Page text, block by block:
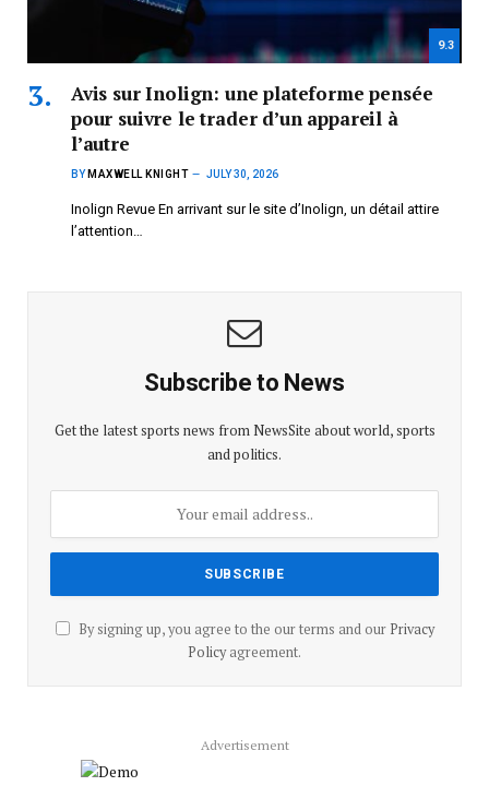
9.3
Avis sur Inolign: une plateforme pensée
pour suivre le trader d’un appareil à
l’autre
BY MAXWELL KNIGHT JULY 30, 2026
Inolign Revue En arrivant sur le site d’Inolign, un détail attire
l’attention…
Subscribe to News
Get the latest sports news from NewsSite about world, sports
and politics.
By signing up, you agree to the our terms and our Privacy
Policyagreement.
Advertisement